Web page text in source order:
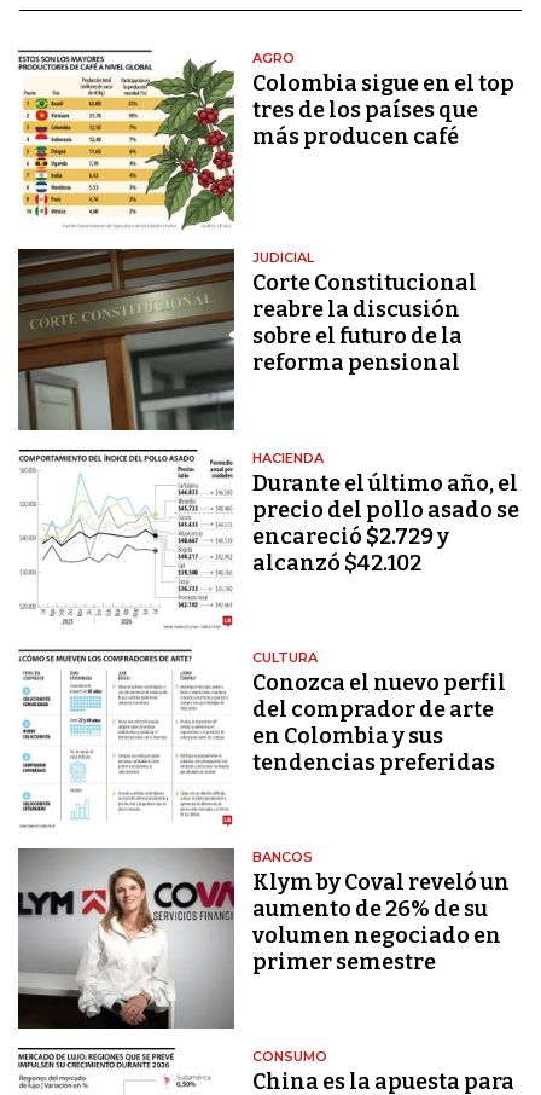
AGRO
Colombia sigue en el top
tres de los países que
más producen café
JUDICIAL
Corte Constitucional
reabre la discusión
sobre el futuro de la
reforma pensional
HACIENDA
Durante el último año, el
precio del pollo asado se
encareció $2.729 y
alcanzó $42.102
CULTURA
Conozca el nuevo perfil
del comprador de arte
en Colombia y sus
tendencias preferidas
BANCOS
Klym by Coval reveló un
aumento de 26% de su
volumen negociado en
primer semestre
CONSUMO
China es la apuesta para